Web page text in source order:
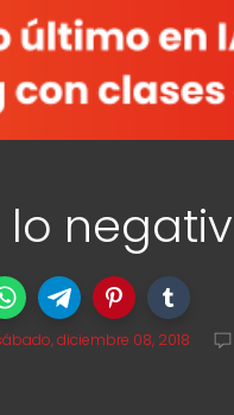
lo
diciembre 08, 2018